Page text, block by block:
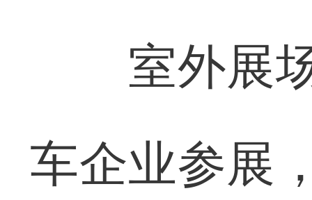
室外展场
车企业参展